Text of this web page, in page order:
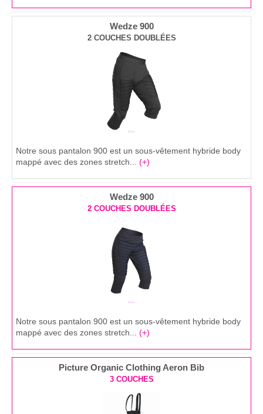
Wedze 900
2 COUCHES DOUBLÉES
Notre sous pantalon 900 est un sous-vêtement hybride body
mappé avec des zones stretch... (+)
Wedze 900
2 COUCHES DOUBLÉES
Notre sous pantalon 900 est un sous-vêtement hybride body
mappé avec des zones stretch... (+)
Picture Organic Clothing Aeron Bib
3 COUCHES